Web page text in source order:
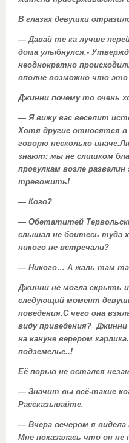
В глазах девушки
— Давай те ка лучше
дома улыбнулся.-
неоднократно
вполне возможно что это
Джинни почему то очень
— Я вижу вас веселит
Хотя другие относятся
говорю несколько
знают: мы не слишком
прогулкам возле
тревожить!
— Кого?
— Обетатитей
слышал не боитесь туда
никого не встречали?
— Никого… А жаль там
Джинни не могла скрыть
следующий момент
поведения.С чего она
виду приведения?
на кануне верером
подземелье..!
Её порыв не остался
— Значит вы всё-такие
Рассказывайте.
— Вчера вечером я видела
Мне показалась что он